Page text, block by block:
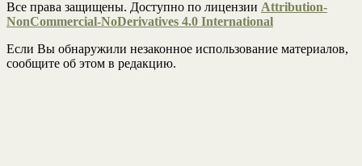
Все права защищены. Доступно по лицензии Attribution-
NonCommercial-NoDerivatives 4.0 International
Если Вы обнаружили незаконное использование материалов,
сообщите об этом в редакцию.